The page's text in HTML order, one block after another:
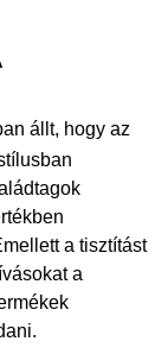
állt, hogy az
a tisztítást
a